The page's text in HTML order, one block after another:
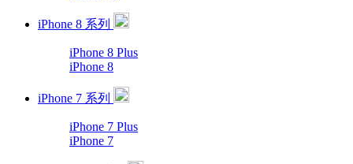
iPhone 8 系列
iPhone 8 Plus
iPhone 8
iPhone 7 系列
iPhone 7 Plus
iPhone 7